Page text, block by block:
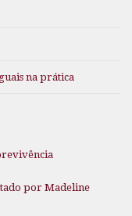
na prática
por Madeline